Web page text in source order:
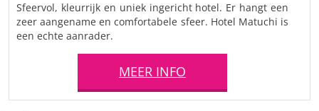
Sfeervol, kleurrijk en uniek ingericht hotel. Er hangt een
zeer aangename en comfortabele sfeer. Hotel Matuchi is
een echte aanrader.
MEER INFO